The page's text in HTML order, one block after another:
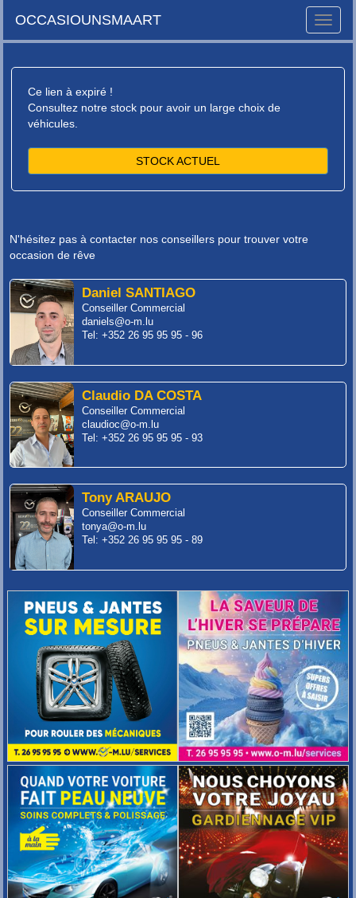
Toggle
OCCASIOUNSMAART
Ce lien à expiré !
Consultez notre stock pour avoir un large choix de
véhicules.
STOCK ACTUEL
N'hésitez pas à contacter nos conseillers pour trouver votre
occasion de rêve
Daniel SANTIAGO
Conseiller Commercial
daniels@o-m.lu
Tel: +352 26 95 95 95 - 96
Claudio DA COSTA
Conseiller Commercial
claudioc@o-m.lu
Tel: +352 26 95 95 95 - 93
Tony ARAUJO
Conseiller Commercial
tonya@o-m.lu
Tel: +352 26 95 95 95 - 89